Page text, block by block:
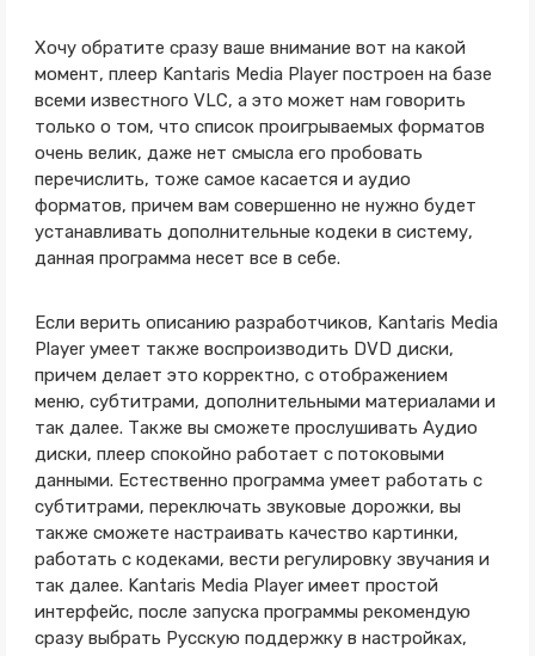
Хочу обратите сразу ваше внимание вот на какой
момент, плеер Kantaris Media Player построен на базе
всеми известного VLC, а это может нам говорить
только о том, что список проигрываемых форматов
очень велик, даже нет смысла его пробовать
перечислить, тоже самое касается и аудио
форматов, причем вам совершенно не нужно будет
устанавливать дополнительные кодеки в систему,
данная программа несет все в себе.
Если верить описанию разработчиков, Kantaris Media
Player умеет также воспроизводить DVD диски,
причем делает это корректно, с отображением
меню, субтитрами, дополнительными материалами и
так далее. Также вы сможете прослушивать Аудио
диски, плеер спокойно работает с потоковыми
данными. Естественно программа умеет работать с
субтитрами, переключать звуковые дорожки, вы
также сможете настраивать качество картинки,
работать с кодеками, вести регулировку звучания и
так далее. Kantaris Media Player имеет простой
интерфейс, после запуска программы рекомендую
сразу выбрать Русскую поддержку в настройках,